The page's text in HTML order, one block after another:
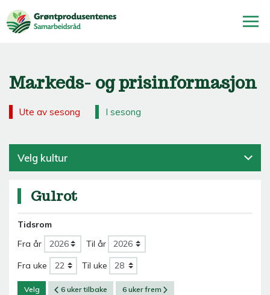
Markeds- og prisinformasjon
Ute av sesong I sesong
Velg kultur
Gulrot
Tidsrom
Fra år
Til år
Fra uke Til uke
Velg 6 uker tilbake 6 uker frem